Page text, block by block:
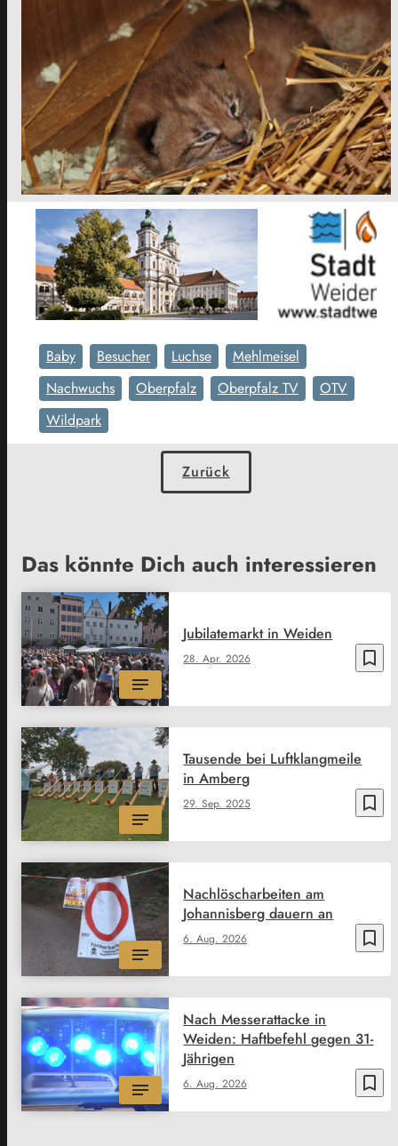
Baby Besucher Luchse
Mehlmeisel
Nachwuchs
Oberpfalz Oberpfalz TV
OTV
Wildpark
Zurück
Das könnte Dich auch interessieren
bookmark_border
28. Apr. 2026
Jubilatemarkt in Weiden
bookmark_border
29. Sep. 2025
Tausende bei Luftklangmeile
in Amberg
bookmark_border
6. Aug. 2026
Nachlöscharbeiten am
Johannisberg dauern an
bookmark_border
6. Aug. 2026
Nach Messerattacke in
Weiden: Haftbefehl gegen 31-
Jährigen